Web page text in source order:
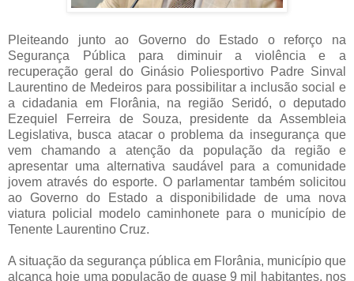
Pleiteando junto ao Governo do Estado o reforço na
Segurança Pública para diminuir a violência e a
recuperação geral do Ginásio Poliesportivo Padre Sinval
Laurentino de Medeiros para possibilitar a inclusão social e
a cidadania em Florânia, na região Seridó, o deputado
Ezequiel Ferreira de Souza, presidente da Assembleia
Legislativa, busca atacar o problema da insegurança que
vem chamando a atenção da população da região e
apresentar uma alternativa saudável para a comunidade
jovem através do esporte. O parlamentar também solicitou
ao Governo do Estado a disponibilidade de uma nova
viatura policial modelo caminhonete para o município de
Tenente Laurentino Cruz.
A situação da segurança pública em Florânia, município que
alcança hoje uma população de quase 9 mil habitantes, nos